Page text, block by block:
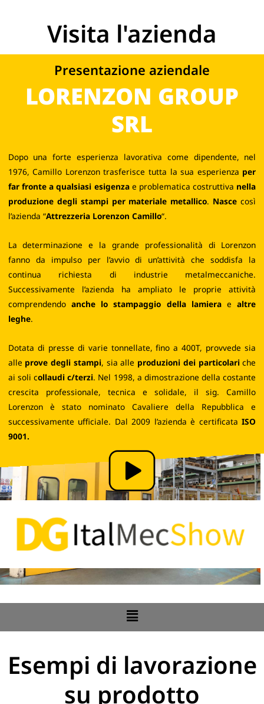
Visita l'azienda
Presentazione aziendale
LORENZON GROUP
SRL
Dopo una forte esperienza lavorativa come dipendente, nel
1976, Camillo Lorenzon trasferisce tutta la sua esperienza per
far fronte a qualsiasi esigenzae problematica costruttiva nella
produzione degli stampi per materiale metallico. Nasce così
l’azienda “Attrezzeria Lorenzon Camillo“.
La determinazione e la grande professionalità di Lorenzon
fanno da impulso per l’avvio di un’attività che soddisfa la
continua richiesta di industrie metalmeccaniche.
Successivamente l’azienda ha ampliato le proprie attività
comprendendoanche lo stampaggio della lamieraealtre
leghe.
Dotata di presse di varie tonnellate, fino a 400T, provvede sia
alle prove degli stampi, sia alle produzioni dei particolariche
ai soli collaudi c/terzi. Nel 1998, a dimostrazione della costante
crescita professionale, tecnica e solidale, il sig. Camillo
Lorenzon è stato nominato Cavaliere della Repubblica e
successivamente ufficiale. Dal 2009 l’azienda è certificataISO
9001.
Flyout
DG
Esempi di lavorazione
su prodotto